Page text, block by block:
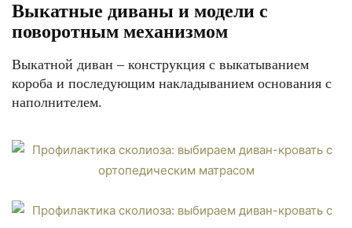
Выкатные диваны и модели с
поворотным механизмом
Выкатной диван – конструкция с выкатыванием
короба и последующим накладыванием основания с
наполнителем.